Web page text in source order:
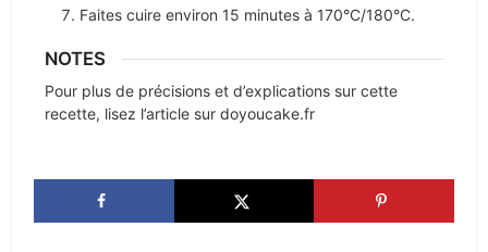
Faites cuire environ 15 minutes à 170°C/180°C.
NOTES
Pour plus de précisions et d’explications sur cette
recette, lisez l’article sur doyoucake.fr